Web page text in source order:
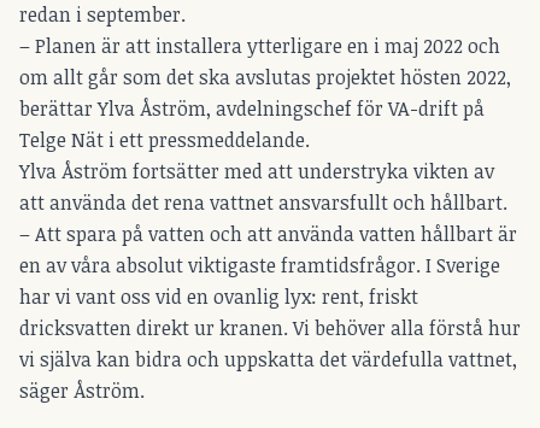
redan i september.
– Planen är att installera ytterligare en i maj 2022 och
om allt går som det ska avslutas projektet hösten 2022,
berättar Ylva Åström, avdelningschef för VA-drift på
Telge Nät i ett pressmeddelande.
Ylva Åström fortsätter med att understryka vikten av
att använda det rena vattnet ansvarsfullt och hållbart.
– Att spara på vatten och att använda vatten hållbart är
en av våra absolut viktigaste framtidsfrågor. I Sverige
har vi vant oss vid en ovanlig lyx: rent, friskt
dricksvatten direkt ur kranen. Vi behöver alla förstå hur
vi själva kan bidra och uppskatta det värdefulla vattnet,
säger Åström.